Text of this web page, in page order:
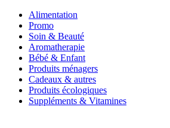
Alimentation
Promo
Soin & Beauté
Aromatherapie
Bébé & Enfant
Produits ménagers
Cadeaux & autres
Produits écologiques
Suppléments & Vitamines